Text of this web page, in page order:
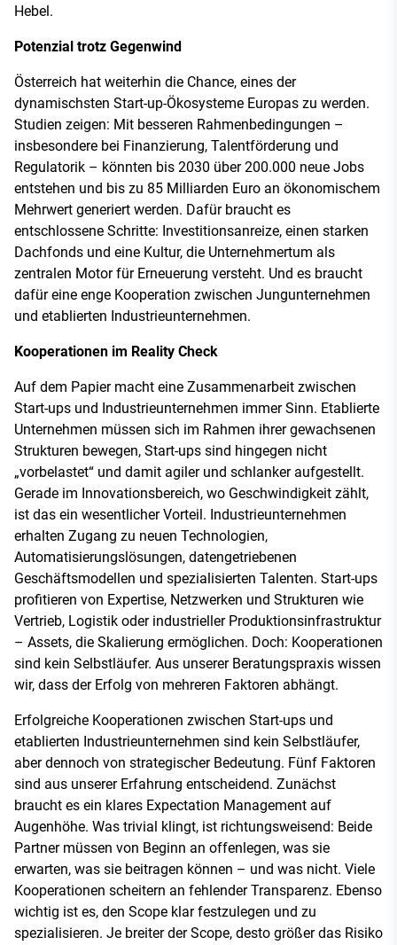
Hebel.
Potenzial trotz Gegenwind
Österreich hat weiterhin die Chance, eines der
dynamischsten Start-up-Ökosysteme Europas zu werden.
Studien zeigen: Mit besseren Rahmenbedingungen –
insbesondere bei Finanzierung, Talentförderung und
Regulatorik – könnten bis 2030 über 200.000 neue Jobs
entstehen und bis zu 85 Milliarden Euro an ökonomischem
Mehrwert generiert werden. Dafür braucht es
entschlossene Schritte: Investitionsanreize, einen starken
Dachfonds und eine Kultur, die Unternehmertum als
zentralen Motor für Erneuerung versteht. Und es braucht
dafür eine enge Kooperation zwischen Jungunternehmen
und etablierten Industrieunternehmen.
Kooperationen im Reality Check
Auf dem Papier macht eine Zusammenarbeit zwischen
Start-ups und Industrieunternehmen immer Sinn. Etablierte
Unternehmen müssen sich im Rahmen ihrer gewachsenen
Strukturen bewegen, Start-ups sind hingegen nicht
„vorbelastet“ und damit agiler und schlanker aufgestellt.
Gerade im Innovationsbereich, wo Geschwindigkeit zählt,
ist das ein wesentlicher Vorteil. Industrieunternehmen
erhalten Zugang zu neuen Technologien,
Automatisierungslösungen, datengetriebenen
Geschäftsmodellen und spezialisierten Talenten. Start-ups
profitieren von Expertise, Netzwerken und Strukturen wie
Vertrieb, Logistik oder industrieller Produktionsinfrastruktur
– Assets, die Skalierung ermöglichen. Doch: Kooperationen
sind kein Selbstläufer. Aus unserer Beratungspraxis wissen
wir, dass der Erfolg von mehreren Faktoren abhängt.
Erfolgreiche Kooperationen zwischen Start-ups und
etablierten Industrieunternehmen sind kein Selbstläufer,
aber dennoch von strategischer Bedeutung. Fünf Faktoren
sind aus unserer Erfahrung entscheidend. Zunächst
braucht es ein klares Expectation Management auf
Augenhöhe. Was trivial klingt, ist richtungsweisend: Beide
Partner müssen von Beginn an offenlegen, was sie
erwarten, was sie beitragen können – und was nicht. Viele
Kooperationen scheitern an fehlender Transparenz. Ebenso
wichtig ist es, den Scope klar festzulegen und zu
spezialisieren. Je breiter der Scope, desto größer das Risiko